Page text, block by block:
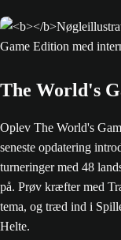
The World's
Oplev The World's
seneste opdatering
turneringer med 48
på. Prøv kræfter med
tema, og træd ind i
Helte.